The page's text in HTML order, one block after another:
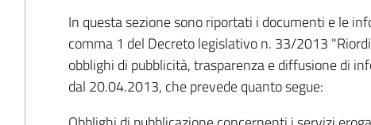
In questa sezione sono riportati i documenti e le
comma 1 del Decreto legislativo n. 33/2013
obblighi di pubblicità, trasparenza e diffusione di
dal 20.04.2013, che prevede quanto segue: